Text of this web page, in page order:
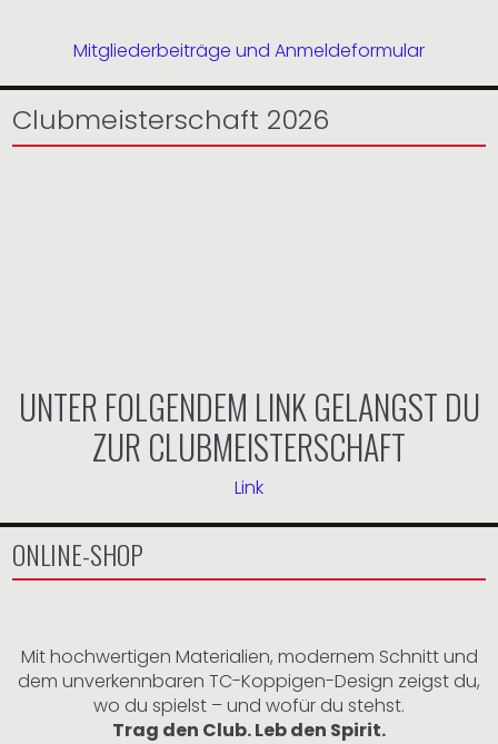
Mitgliederbeiträge und Anmeldeformular
Clubmeisterschaft 2026
UNTER FOLGENDEM LINK GELANGST DU
ZUR CLUBMEISTERSCHAFT
Link
ONLINE-SHOP
Mit hochwertigen Materialien, modernem Schnitt und
dem unverkennbaren TC-Koppigen-Design zeigst du,
wo du spielst – und wofür du stehst.
Trag den Club. Leb den Spirit.